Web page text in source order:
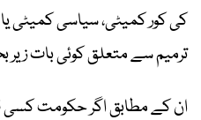
ترمیم سے متعلق کوئی بات زیر
ان کے مطابق اگر حکومت کسی